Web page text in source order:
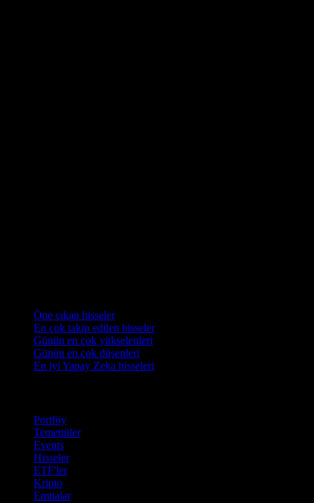
Öne çıkan hisseler
En çok takip edilen hisseler
Günün en çok yükselenleri
Günün en çok düşenleri
En iyi Yapay Zeka hisseleri
Portföy
Temettüler
Events
Hisseler
ETF'ler
Kripto
Emtialar